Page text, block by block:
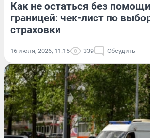
Как не остаться без
границей: чек-лист по
страховки
16 июля, 2026, 11:15 339 Обсудить